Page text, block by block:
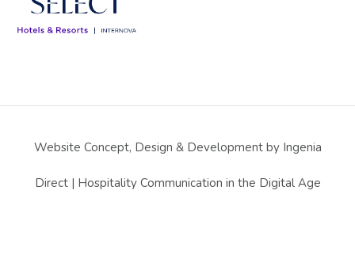
Website Concept, Design & Development by Ingenia
Direct | Hospitality Communication in the Digital Age